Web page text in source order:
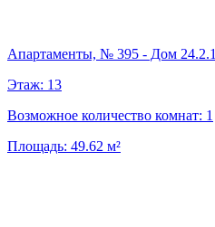
Апартаменты, № 395 - Дом 24.2.1
Этаж: 13
Возможное количество комнат: 1
Площадь: 49.62 м²